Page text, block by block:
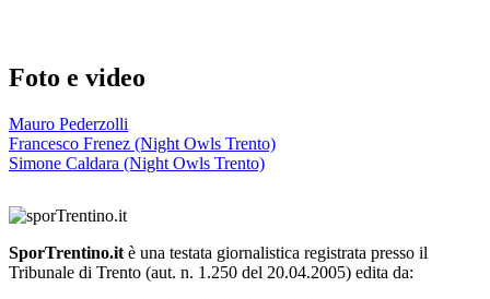
Foto e video
Mauro Pederzolli
Francesco Frenez (Night Owls Trento)
Simone Caldara (Night Owls Trento)
SporTrentino.it è una testata giornalistica registrata presso il
Tribunale di Trento (aut. n. 1.250 del 20.04.2005) edita da: